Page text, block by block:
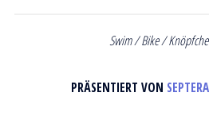
Swim / Bike /
PRÄSENTIERT VON SEPTERA